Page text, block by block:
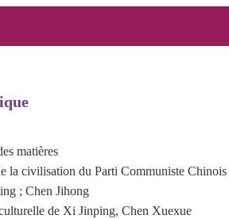
matières
la civilisation du Parti Communiste Chinois
; Chen Jihong
de Xi Jinping, Chen Xuexue